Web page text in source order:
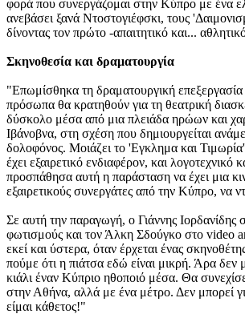
φορά που συνεργάζομαι στην Κύπρο με ένα
ανεβάσει ξανά Ντοστογιέφσκι, τους
δίνοντας τον πρώτο -απαιτητικό και...
Σκηνοθεσία και δραματουργία
"Επωμίσθηκα τη δραματουργική επεξεργασία
πρόσωπα θα κρατηθούν για τη θεατρική
δύσκολο μέσα από μια πλειάδα ηρώων και
Ιβάνοβνα, στη σχέση που δημιουργείται
δολοφόνος. Μοιάζει το 'Εγκλημα και
έχει εξαιρετικό ενδιαφέρον, και
προσπάθησα αυτή η παράσταση να έχει μια
εξαιρετικούς συνεργάτες από την Κύπρο, να
Σε αυτή την παραγωγή, ο Γιάννης
φωτισμούς και τον Άλκη Σδούγκο στο video
εκεί και ύστερα, όταν έρχεται ένας
πούμε ότι η πιάτσα εδώ είναι μικρή. Άρα
κιάλι έναν Κύπριο ηθοποιό μέσα. Θα
στην Αθήνα, αλλά με ένα μέτρο. Δεν μπορεί
είμαι κάθετος!"